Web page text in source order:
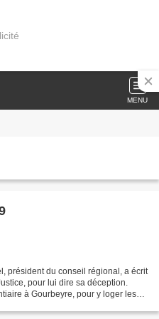
MENU
président du conseil régional, a écrit
pour lui dire sa déception.
à Gourbeyre, pour y loger les